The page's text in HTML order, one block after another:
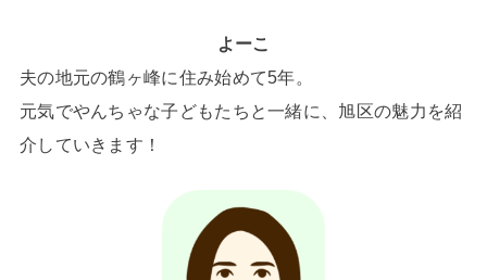
よーこ
夫の地元の鶴ヶ峰に住み始めて5年。
元気でやんちゃな子どもたちと一緒に、旭区の魅力を紹
介していきます！